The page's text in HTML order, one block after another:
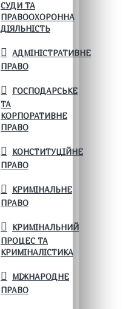
СУДИ ТА
ПРАВООХОРОННА
ДІЯЛЬНІСТЬ
АДМІНІСТРАТИВНЕ
ПРАВО
ГОСПОДАРСЬКЕ
ТА
КОРПОРАТИВНЕ
ПРАВО
КОНСТИТУЦІЙНЕ
ПРАВО
КРИМІНАЛЬНЕ
ПРАВО
КРИМІНАЛЬНИЙ
ПРОЦЕС ТА
КРИМІНАЛІСТИКА
МІЖНАРОДНЕ
ПРАВО